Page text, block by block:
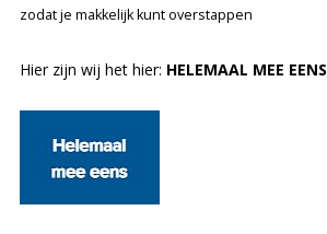
zodat je makkelijk kunt overstappen
Hier zijn wij het hier: HELEMAAL MEE EENS